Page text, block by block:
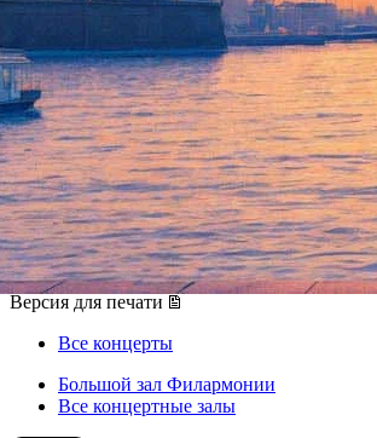
Концерт-марафон в
Международный
музыки
01 октября 2011, суббота,16.00
Версия для печати
Все концерты
Большой зал Филармонии
Все концертные залы